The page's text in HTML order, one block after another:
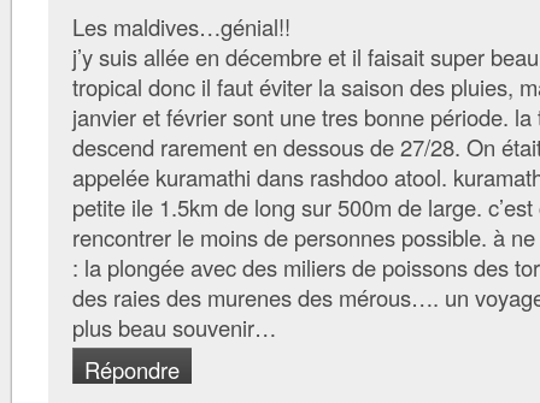
Les maldives…génial!!
j’y suis allée en décembre et il faisait super
tropical donc il faut éviter la saison des pluies,
janvier et février sont une tres bonne période. la
descend rarement en dessous de 27/28. On
appelée kuramathi dans rashdoo atool.
petite ile 1.5km de long sur 500m de large.
rencontrer le moins de personnes possible. à
: la plongée avec des miliers de poissons des
des raies des murenes des mérous…. un
plus beau souvenir…
Répondre